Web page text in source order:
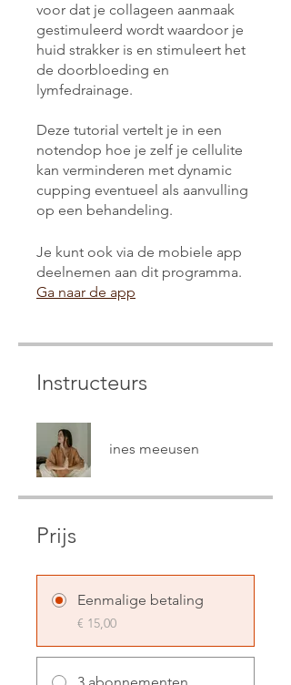
voor dat je collageen aanmaak
gestimuleerd wordt waardoor je
huid strakker is en stimuleert het
de doorbloeding en
lymfedrainage.
Deze tutorial vertelt je in een
notendop hoe je zelf je cellulite
kan verminderen met dynamic
cupping eventueel als aanvulling
op een behandeling.
Je kunt ook via de mobiele app
deelnemen aan dit programma.
Ga naar de app
Instructeurs
ines meeusen
Prijs
Eenmalige betaling
€ 15,00